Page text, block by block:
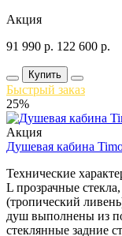
Акция
91 990 р. 122 600 р.
Купить
Быстрый заказ
25%
Акция
Душевая кабина
Технические
L прозрачные
(тропический
душ выполнены из
стеклянные задние